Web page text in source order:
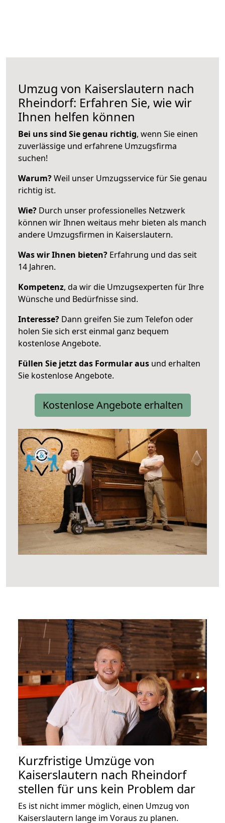
Umzug von Kaiserslautern nach
Rheindorf: Erfahren Sie, wie wir
Ihnen helfen können
Bei uns sind Sie genau richtig, wenn Sie einen
zuverlässige und erfahrene Umzugsfirma
suchen!
Warum?Weil unser Umzugsservice für Sie genau
richtig ist.
Wie? Durch unser professionelles Netzwerk
können wir Ihnen weitaus mehr bieten als manch
andere Umzugsfirmen in Kaiserslautern.
Was wir Ihnen bieten? Erfahrung und das seit
14 Jahren.
Kompetenz, da wir die Umzugsexperten für Ihre
Wünsche und Bedürfnisse sind.
Interesse? Dann greifen Sie zum Telefon oder
holen Sie sich erst einmal ganz bequem
kostenlose Angebote.
Füllen Sie jetzt das Formular aus und erhalten
Sie kostenlose Angebote.
Kostenlose Angebote erhalten
Kurzfristige Umzüge von
Kaiserslautern nach Rheindorf
stellen für uns kein Problem dar
Es ist nicht immer möglich, einen Umzug von
Kaiserslautern lange im Voraus zu planen.